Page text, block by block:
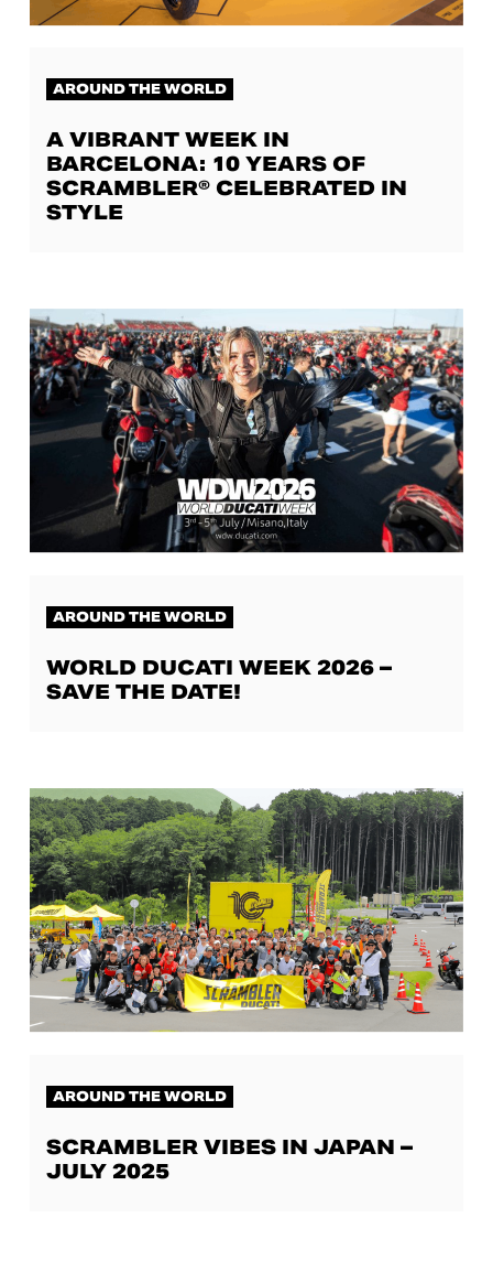
AROUND THE WORLD
A VIBRANT WEEK IN
BARCELONA: 10 YEARS OF
SCRAMBLER® CELEBRATED IN
STYLE
AROUND THE WORLD
WORLD DUCATI WEEK 2026 –
SAVE THE DATE!
AROUND THE WORLD
SCRAMBLER VIBES IN JAPAN –
JULY 2025